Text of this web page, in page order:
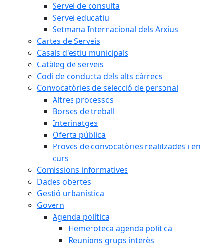
Servei de consulta
Servei educatiu
Setmana Internacional dels Arxius
Cartes de Serveis
Casals d'estiu municipals
Catàleg de serveis
Codi de conducta dels alts càrrecs
Convocatòries de selecció de personal
Altres processos
Borses de treball
Interinatges
Oferta pública
Proves de convocatòries realitzades i en
curs
Comissions informatives
Dades obertes
Gestió urbanística
Govern
Agenda política
Hemeroteca agenda política
Reunions grups interès